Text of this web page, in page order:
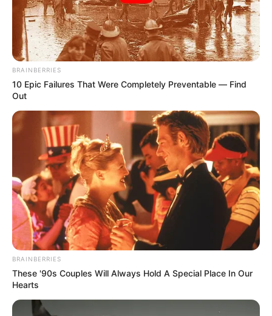
y precipitaciones en diferentes sectores delCaribe
colombiano, incluyendo zonas deldepartamento de
Bolívar. Además, para las próximas horas se mantienen
probabilidades de lluvias entre ligeras y moderadas en
varios sectores de la región.
El reportetambién evidencia una disminución de las
alertas relacionadas con
en comparación con semanas anteriores.
BRAINBERRIES
10 Epic Failures That Were Completely Preventable — Find
Out
BRAINBERRIES
These '90s Couples Will Always Hold A Special Place In Our
Hearts